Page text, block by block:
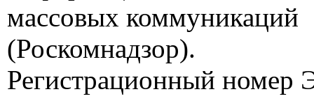
массовых коммуникаций
(Роскомнадзор).
Регистрационный